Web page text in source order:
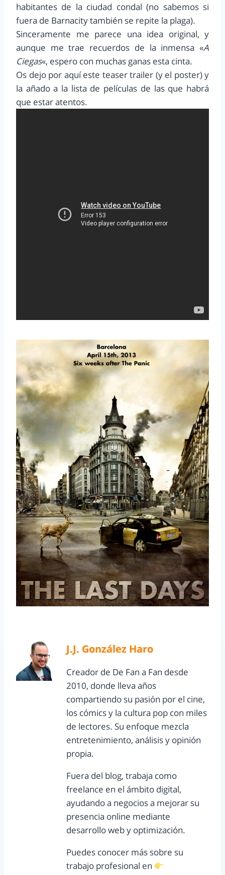
habitantes de la ciudad condal (no sabemos si
fuera de Barnacity también se repite la plaga).
Sinceramente me parece una idea original, y
aunque me trae recuerdos de la inmensa «A
Ciegas«, espero con muchas ganas esta cinta.
Os dejo por aquí este teaser trailer (y el poster) y
la añado a la lista de películas de las que habrá
que estar atentos.
J.J. González Haro
Creador de De Fan a Fan desde
2010, donde lleva años
compartiendo su pasión por el cine,
los cómics y la cultura pop con miles
de lectores. Su enfoque mezcla
entretenimiento, análisis y opinión
propia.
Fuera del blog, trabaja como
freelance en el ámbito digital,
ayudando a negocios a mejorar su
presencia online mediante
desarrollo web y optimización.
Puedes conocer más sobre su
trabajo profesional en